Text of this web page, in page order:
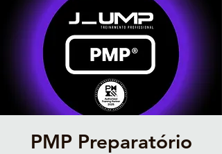
PMP Preparatório